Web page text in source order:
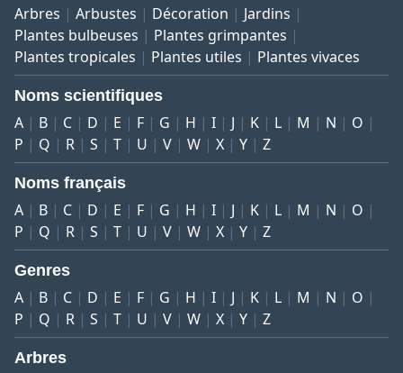
Arbres Arbustes Décoration
Jardins
Plantes bulbeuses
Plantes grimpantes
Plantes tropicales
Plantes utiles Plantes vivaces
Noms scientifiques
A B C D E F G H I J K L M N
O
P
Q R S T U V W X Y Z
Noms français
A B C D E F G H I J K L M N
O
P
Q R S T U V W X Y Z
Genres
A B C D E F G H I J K L M N
O
P
Q R S T U V W X Y Z
Arbres